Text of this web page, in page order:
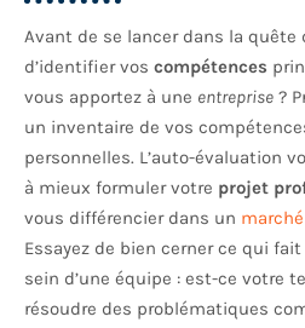
Avant de se lancer dans la
d’identifier vos compétences
vous apportez à une entreprise ?
un inventaire de vos
personnelles. L’auto-évaluation
à mieux formuler votre projet
vous différencier dans un
Essayez de bien cerner ce qui
sein d’une équipe : est-ce votre
résoudre des problématiques